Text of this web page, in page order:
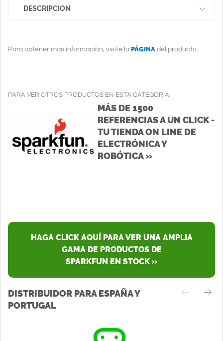
DESCRIPCION
Para obtener más información, visite la PÁGINA del producto.
PARA VER OTROS PRODUCTOS EN ESTA CATEGORIA:
MÁS DE 1500
REFERENCIAS A UN CLICK -
TU TIENDA ON LINE DE
ELECTRÓNICA Y
ROBÓTICA »
HAGA CLICK AQUÍ PARA VER UNA AMPLIA
GAMA DE PRODUCTOS DE
SPARKFUN EN STOCK »
DISTRIBUIDOR PARA ESPAÑA Y
PORTUGAL